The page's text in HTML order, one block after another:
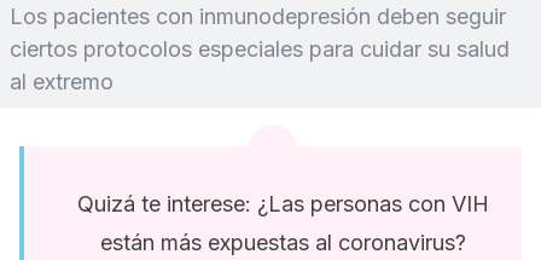
Los pacientes con inmunodepresión deben seguir
ciertos protocolos especiales para cuidar su salud
al extremo
Quizá te interese: ¿Las personas con VIH
están más expuestas al coronavirus?